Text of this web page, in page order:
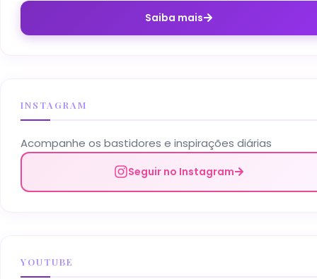
Saiba mais
INSTAGRAM
Acompanhe os bastidores e inspirações diárias
Seguir no Instagram
YOUTUBE